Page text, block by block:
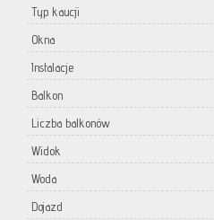
Typ kaucji
Okna
Instalacje
Balkon
Liczba balkonów
Widok
Woda
Dojazd